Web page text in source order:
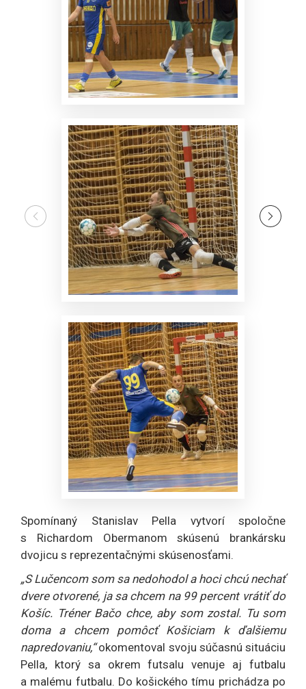
Spomínaný Stanislav Pella vytvorí spoločne
s Richardom Obermanom skúsenú brankársku
dvojicu s reprezentačnými skúsenosťami.
„S Lučencom som sa nedohodol a hoci chcú nechať
dvere otvorené, ja sa chcem na 99 percent vrátiť do
Košíc. Tréner Bačo chce, aby som zostal. Tu som
doma a chcem pomôcť Košiciam k ďalšiemu
napredovaniu,“okomentoval svoju súčasnú situáciu
Pella, ktorý sa okrem futsalu venuje aj futbalu
a malému futbalu. Do košického tímu prichádza po